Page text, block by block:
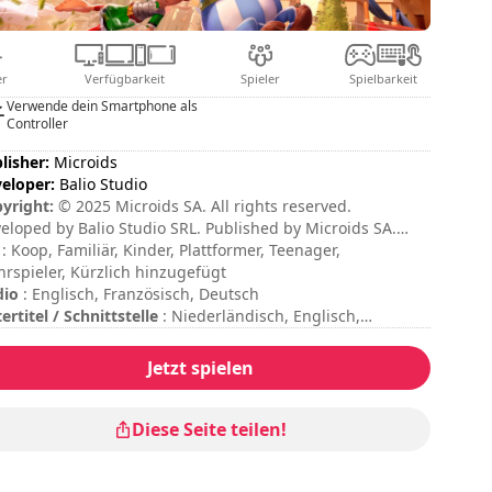
Verfügbarkeit Spieler Spielbarkeit
Verwende dein Smartphone als
Controller
Microids
Balio Studio
© 2025 Microids SA. All rights reserved.
by Balio Studio SRL. Published by Microids SA.
OBELIX®-IDEFIX® / ©2025 LES EDITIONS ALBERT
/ GOSCINNY - UDERZO
: Koop, Familiär, Kinder, Plattformer, Teenager,
Kürzlich hinzugefügt
: Englisch, Französisch, Deutsch
/ Schnittstelle : Niederländisch, Englisch,
Spanisch
: 10 - 30 Minuten
: mittel
Jetzt spielen
Diese Seite teilen!